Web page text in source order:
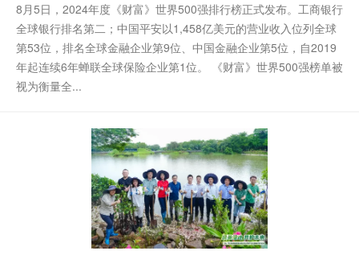
联网＋、快消
8月5日，2024年度《财富》世界500强排行榜正式发布。工商银行
全球银行排名第二；中国平安以1,458亿美元的营业收入位列全球
第53位，排名全球金融企业第9位、中国金融企业第5位，自2019
年起连续6年蝉联全球保险企业第1位。 《财富》世界500强榜单被
视为衡量全...